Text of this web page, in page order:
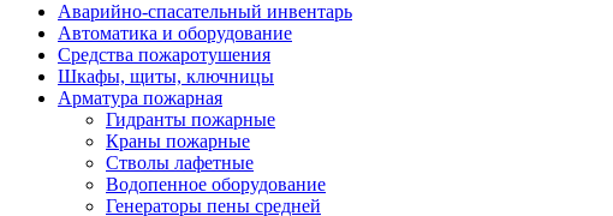
Аварийно-спасательный инвентарь
Автоматика и оборудование
Средства пожаротушения
Шкафы, щиты, ключницы
Арматура пожарная
Гидранты пожарные
Краны пожарные
Стволы лафетные
Водопенное оборудование
Генераторы пены средней